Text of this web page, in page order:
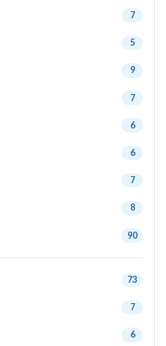
7
5
9
7
6
6
7
8
90
73
7
6